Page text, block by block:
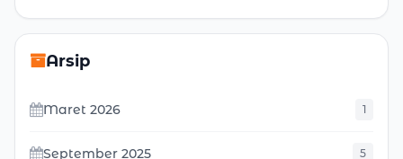
Arsip
Maret 2026 1
September 2025 5